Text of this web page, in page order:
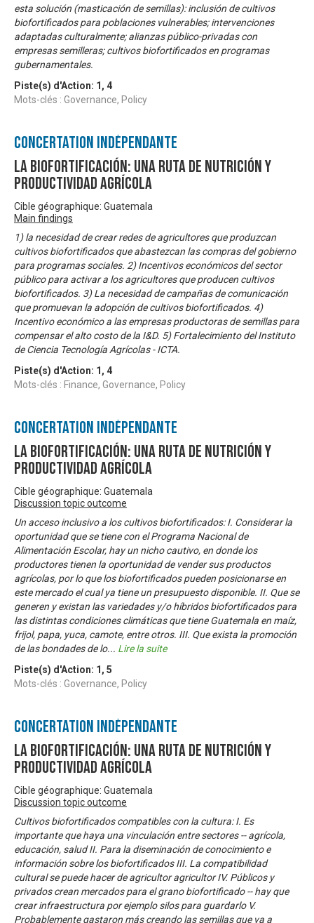
esta solución (masticación de semillas): inclusión de cultivos
biofortificados para poblaciones vulnerables; intervenciones
adaptadas culturalmente; alianzas público-privadas con
empresas semilleras; cultivos biofortificados en programas
gubernamentales.
Piste(s) d'Action: 1 , 4
Mots-clés : Governance, Policy
Concertation Indépendante
La biofortificación: una ruta de nutrición y
productividad agrícola
Cible géographique: Guatemala
Main findings
1) la necesidad de crear redes de agricultores que produzcan
cultivos biofortificados que abastezcan las compras del gobierno
para programas sociales. 2) Incentivos económicos del sector
público para activar a los agricultores que producen cultivos
biofortificados. 3) La necesidad de campañas de comunicación
que promuevan la adopción de cultivos biofortificados. 4)
Incentivo económico a las empresas productoras de semillas para
compensar el alto costo de la I&D. 5) Fortalecimiento del Instituto
de Ciencia Tecnología Agrícolas - ICTA.
Piste(s) d'Action: 1 , 4
Mots-clés : Finance, Governance, Policy
Concertation Indépendante
La biofortificación: una ruta de nutrición y
productividad agrícola
Cible géographique: Guatemala
Discussion topic outcome
Un acceso inclusivo a los cultivos biofortificados: I. Considerar la
oportunidad que se tiene con el Programa Nacional de
Alimentación Escolar, hay un nicho cautivo, en donde los
productores tienen la oportunidad de vender sus productos
agrícolas, por lo que los biofortificados pueden posicionarse en
este mercado el cual ya tiene un presupuesto disponible. II. Que se
generen y existan las variedades y/o híbridos biofortificados para
las distintas condiciones climáticas que tiene Guatemala en maíz,
frijol, papa, yuca, camote, entre otros. III. Que exista la promoción
de las bondades de lo... Lire la suite
Piste(s) d'Action: 1 , 5
Mots-clés : Governance, Policy
Concertation Indépendante
La biofortificación: una ruta de nutrición y
productividad agrícola
Cible géographique: Guatemala
Discussion topic outcome
Cultivos biofortificados compatibles con la cultura: I. Es
importante que haya una vinculación entre sectores -- agrícola,
educación, salud II. Para la diseminación de conocimiento e
información sobre los biofortificados III. La compatibilidad
cultural se puede hacer de agricultor agricultor IV. Públicos y
privados crean mercados para el grano biofortificado -- hay que
crear infraestructura por ejemplo silos para guardarlo V.
Probablemente gastaron más creando las semillas que va a